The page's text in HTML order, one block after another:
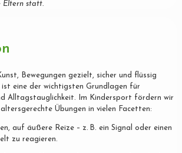
Eltern statt.
Bewegungen gezielt, sicher und flüssig
ist eine der wichtigsten Grundlagen für
Alltagstauglichkeit. Im Kindersport fördern wir
Übungen in vielen Facetten:
auf äußere Reize – z. B. ein Signal oder einen
zu reagieren.